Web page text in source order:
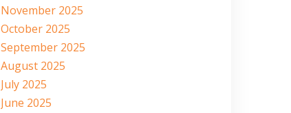
November 2025
October 2025
September 2025
August 2025
July 2025
June 2025